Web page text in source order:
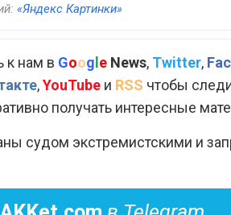
«Яндекс Картинки»
к нам в Google News, Twitter,
,YouTube и RSS чтобы
получать интересные
судом экстремистскими и